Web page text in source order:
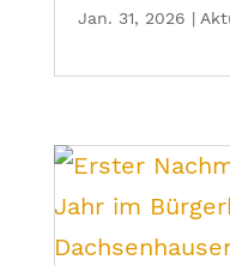
Jan. 31, 2026 |